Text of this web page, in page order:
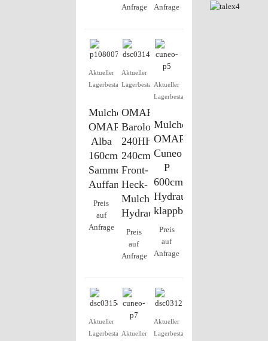
Anfrage
Anfrage
Aktueller
Lagerbestand
Mulcher
OMARV
Alba
160cm,
Sammelwanne,
Auffangbehälter
Preis
auf
Anfrage
Aktueller
Lagerbestand
OMARV
Barolo
240HH,
240cm
Front-
Heck-
Mulcher,
Hydraulik
Preis
auf
Anfrage
Aktueller
Lagerbestand
Mulcher
OMARV
Cuneo
P
600cm
Hydraulik,
klappbar
Preis
auf
Anfrage
Aktueller
LagerbestandAktueller
Aktueller
Lagerbestand